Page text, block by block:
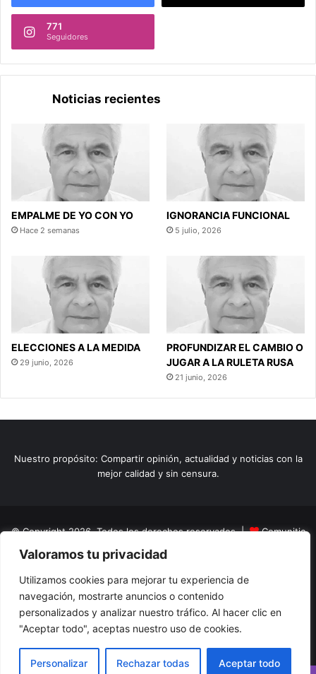
Valoramos tu privacidad
Utilizamos cookies para mejorar tu experiencia de
navegación, mostrarte anuncios o contenido
personalizados y analizar nuestro tráfico. Al hacer clic en
"Aceptar todo", aceptas nuestro uso de cookies.
Personalizar Rechazar todas Aceptar todo
771
Seguidores
Noticias recientes
EMPALME DE YO CON YO
Hace 2 semanas
IGNORANCIA FUNCIONAL
5 julio, 2026
ELECCIONES A LA MEDIDA
29 junio, 2026
PROFUNDIZAR EL CAMBIO O
JUGAR A LA RULETA RUSA
21 junio, 2026
Nuestro propósito: Compartir opinión, actualidad y noticias con la
mejor calidad y sin censura.
© Copyright 2026, Todos los derechos reservados |
Comunitic
SAS BICNit 901228106
Home
Actualidad Variedades Opinion Turismo
El Tinteadero
Caricaturas Reportajes
FacebookYouTubeInstagram